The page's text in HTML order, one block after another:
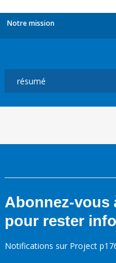
Notre mission
Abonnez-vous
pour rester
Notifications sur Project